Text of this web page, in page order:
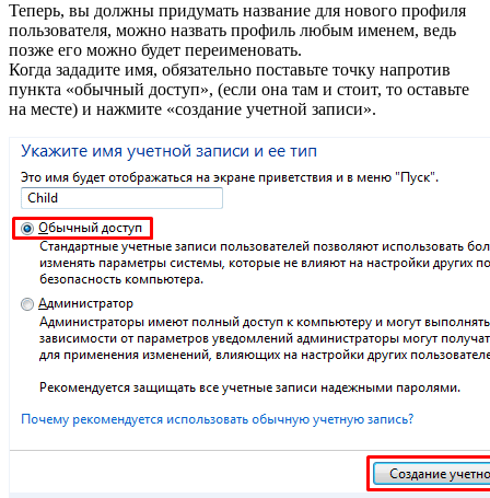
Теперь, вы должны придумать название для нового профиля
пользователя, можно назвать профиль любым именем, ведь
позже его можно будет переименовать.
Когда зададите имя, обязательно поставьте точку напротив
пункта «обычный доступ», (если она там и стоит, то оставьте
на месте) и нажмите «создание учетной записи».